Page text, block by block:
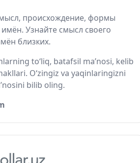
происхождение, формы
имён. Узнайте смысл своего
близких.
to‘liq, batafsil ma’nosi, kelib
O‘zingiz va yaqinlaringizni
bilib oling.